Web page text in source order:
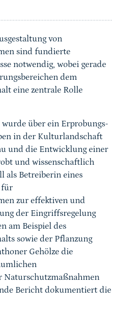
von
sind fundierte
notwendig, wobei gerade
dem
eine zentrale Rolle
über ein Erprobungs-
in der Kulturlandschaft
und die Entwicklung einer
und wissenschaftlich
als Betreiberin eines
für
zur effektiven und
der Eingriffsregelung
am Beispiel des
sowie der Pflanzung
Gehölze die
Naturschutzmaßnahmen
Bericht dokumentiert die